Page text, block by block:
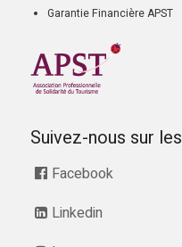
Garantie Financière APST
Suivez-nous sur
Facebook
Linkedin